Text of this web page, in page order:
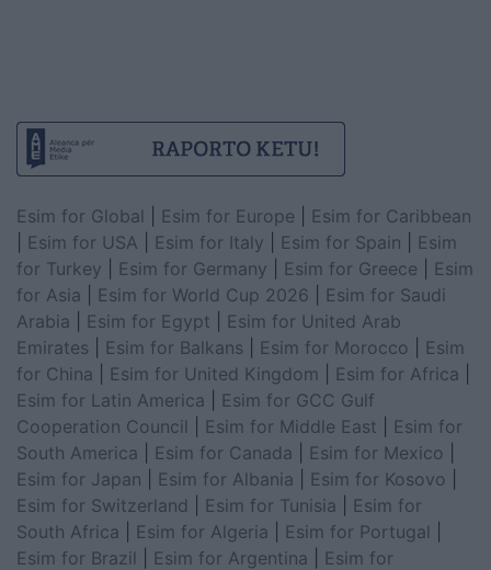
Esim for Global Esim for Europe
Esim for Caribbean
Esim for USA Esim for Italy Esim for Spain
Esim
for Turkey
Esim for Germany Esim for Greece
Esim
for Asia
Esim for World Cup 2026
Esim for Saudi
Arabia
Esim for Egypt
Esim for United Arab
Emirates
Esim for Balkans Esim for Morocco
Esim
for China
Esim for United Kingdom Esim for Africa
Esim for Latin America
Esim for GCC Gulf
Cooperation Council
Esim for Middle East
Esim for
South America
Esim for Canada Esim for Mexico
Esim for Japan
Esim for Albania Esim for Kosovo
Esim for Switzerland
Esim for Tunisia
Esim for
South Africa
Esim for Algeria Esim for Portugal
Esim for Brazil
Esim for Argentina
Esim for